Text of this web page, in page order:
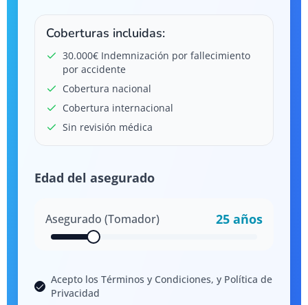
Coberturas incluidas:
30.000€ Indemnización por fallecimiento
por accidente
Cobertura nacional
Cobertura internacional
Sin revisión médica
Edad del asegurado
Asegurado (Tomador) 25 años
Acepto los Términos y Condiciones, y Política de
Privacidad